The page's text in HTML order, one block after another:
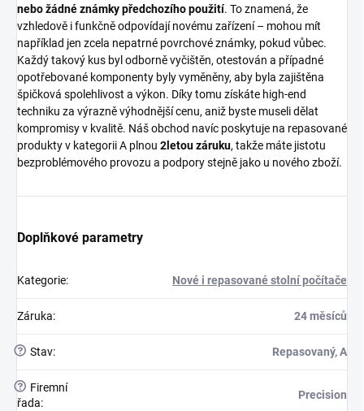
nebo žádné známky předchozího použití. To znamená, že
vzhledově i funkčně odpovídají novému zařízení – mohou mít
například jen zcela nepatrné povrchové známky, pokud vůbec.
Každý takový kus byl odborně vyčištěn, otestován a případné
opotřebované komponenty byly vyměněny, aby byla zajištěna
špičková spolehlivost a výkon. Díky tomu získáte high-end
techniku za výrazně výhodnější cenu, aniž byste museli dělat
kompromisy v kvalitě. Náš obchod navíc poskytuje na repasované
produkty v kategorii A plnou 2letou záruku, takže máte jistotu
bezproblémového provozu a podpory stejně jako u nového zboží.
Doplňkové parametry
Kategorie: Nové i repasované stolní počítače
Záruka: 24 měsíců
? Stav: Repasovaný, A
?
Firemní
řada:
Precision